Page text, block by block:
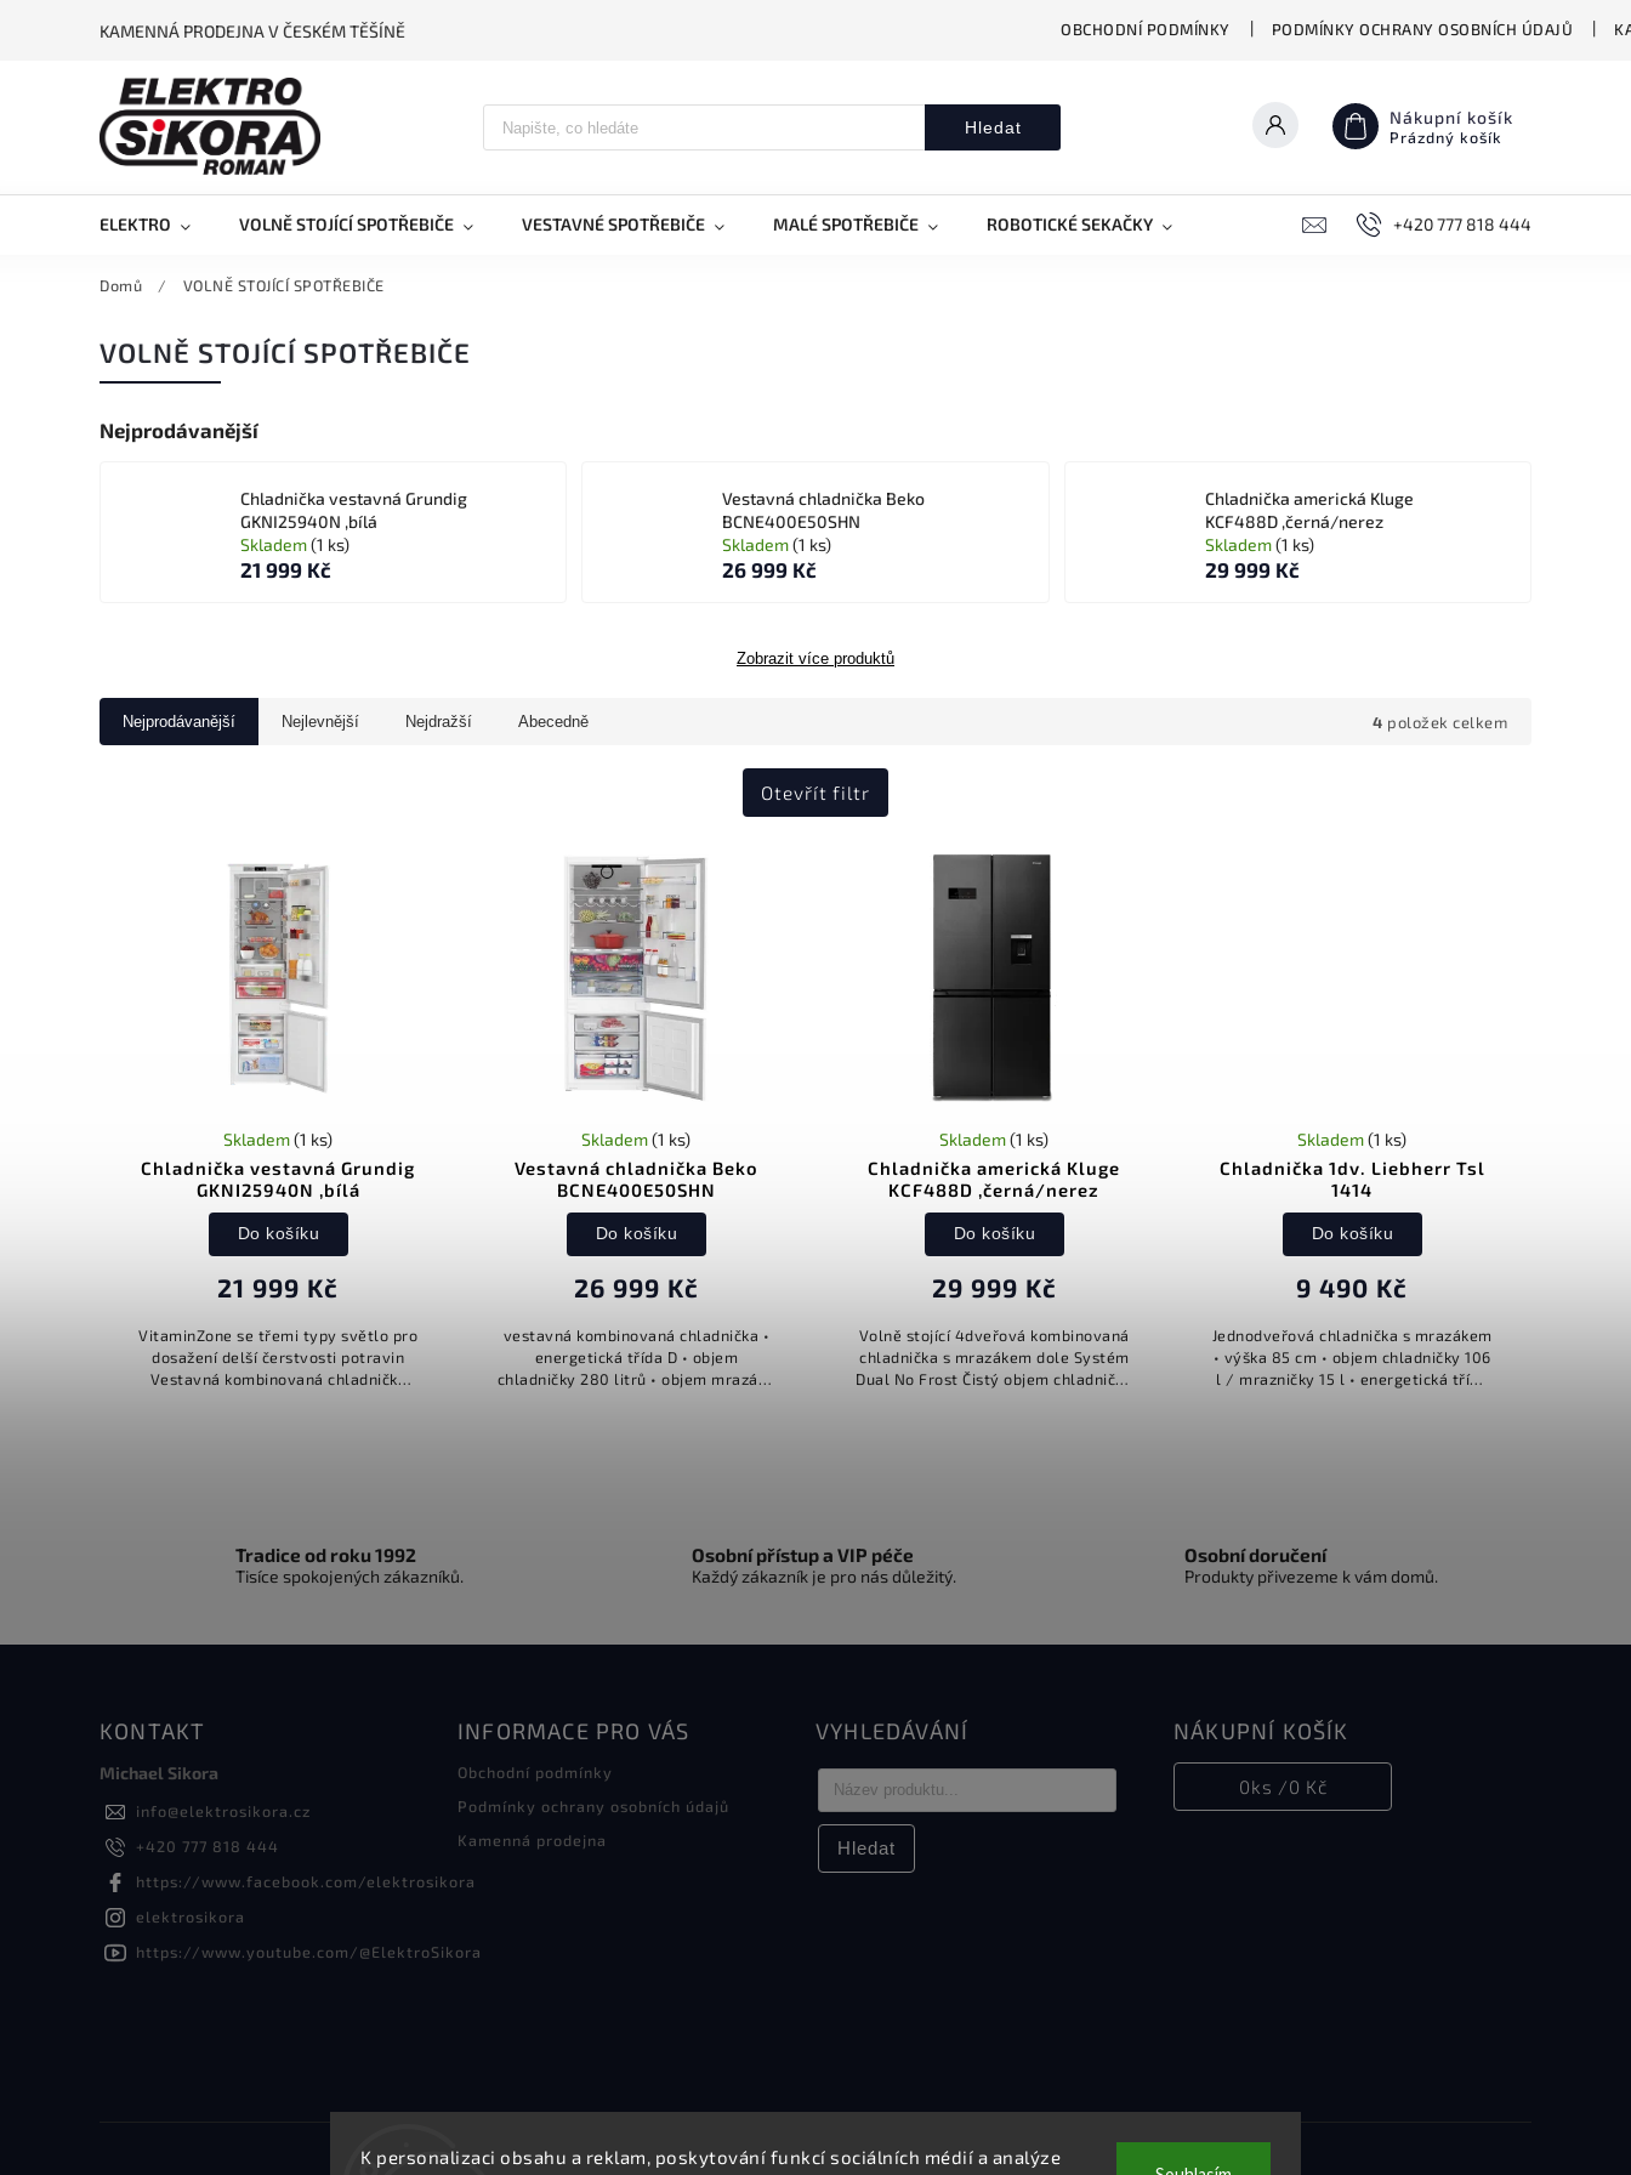
K personalizaci obsahu a reklam, poskytování funkcí sociálních médií a analýze
KAMENNÁ PRODEJNA V ČESKÉM TĚŠÍNĚ OBCHODNÍ PODMÍNKY PODMÍNKY OCHRANY OSOBNÍCH ÚDAJŮ
Hledat Nákupní košík
Prázdný košík
ELEKTRO VOLNĚ STOJÍCÍ SPOTŘEBIČE VESTAVNÉ SPOTŘEBIČE MALÉ SPOTŘEBIČE ROBOTICKÉ SEKAČKY PŘEKLADAČE VASCO BIONICKÉ MOPY
+420 777 818 444
Domů / VOLNĚ STOJÍCÍ SPOTŘEBIČE
VOLNĚ STOJÍCÍ SPOTŘEBIČE
Nejprodávanější
Chladnička vestavná Grundig
GKNI25940N ,bílá
Skladem(1 ks)
21 999 Kč
Vestavná chladnička Beko
BCNE400E50SHN
Skladem(1 ks)
26 999 Kč
Chladnička americká Kluge
KCF488D ,černá/nerez
Skladem(1 ks)
29 999 Kč
Zobrazit více produktů
Nejprodávanější Nejlevnější Nejdražší Abecedně 4 položek celkem
Otevřít filtr
Chladnička vestavná Grundig
GKNI25940N ,bílá
Skladem(1 ks)
21 999 Kč
Do košíku
VitaminZone se třemi typy světlo pro
dosažení delší čerstvosti potravin
Vestavná kombinovaná chladnička
Vestavná chladnička Beko
BCNE400E50SHN
Skladem(1 ks)
26 999 Kč
Do košíku
vestavná kombinovaná chladnička •
energetická třída D • objem
chladničky 280 litrů • objem mrazáku
Chladnička americká Kluge
KCF488D ,černá/nerez
Skladem(1 ks)
29 999 Kč
Do košíku
Volně stojící 4dveřová kombinovaná
chladnička s mrazákem dole Systém
Dual No Frost Čistý objem chladničky
Chladnička 1dv. Liebherr Tsl
1414
Skladem(1 ks)
9 490 Kč
Do košíku
Jednodveřová chladnička s mrazákem
• výška 85 cm • objem chladničky 106
l / mrazničky 15 l • energetická třída
Tradice od roku 1992
Tisíce spokojených zákazníků.
Osobní přístup a VIP péče
Každý zákazník je pro nás důležitý.
Osobní doručení
Produkty přivezeme k vám domů.
KONTAKT
Michael Sikora
info@elektrosikora.cz
+420 777 818 444
https://www.facebook.com/elektrosikora
elektrosikora
https://www.youtube.com/@ElektroSikora
INFORMACE PRO VÁS
Obchodní podmínky
Podmínky ochrany osobních údajů
Kamenná prodejna
VYHLEDÁVÁNÍ
Hledat
NÁKUPNÍ KOŠÍK
0ks /0 Kč
Copyright 2026Elektro Sikora . Všechna práva vyhrazena.